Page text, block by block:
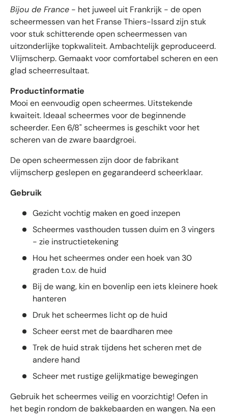
5
s
t
e
r
e
n
i
e
e
e
r
d
e
i
n
n
e
t
g
i
d
l
d
6
t
e
Bijou de France - het juweel uit Frankrijk - de open
scheermessen van het Franse Thiers-Issard zijn stuk
voor stuk schitterende open scheermessen van
uitzonderlijke topkwaliteit. Ambachtelijk geproduceerd.
Vlijmscherp. Gemaakt voor comfortabel scheren en een
glad scheerresultaat.
Productinformatie
Mooi en eenvoudig open scheermes. Uitstekende
kwaiteit. Ideaal scheermes voor de beginnende
scheerder. Een 6/8" scheermes is geschikt voor het
scheren van de zware baardgroei.
De open scheermessen zijn door de fabrikant
vlijmscherp geslepen en gegarandeerd scheerklaar.
Gebruik
Gezicht vochtig maken en goed inzepen
Scheermes vasthouden tussen duim en 3 vingers
- zie instructietekening
Hou het scheermes onder een hoek van 30
graden t.o.v. de huid
Bij de wang, kin en bovenlip een iets kleinere hoek
hanteren
Druk het scheermes licht op de huid
Scheer eerst met de baardharen mee
Trek de huid strak tijdens het scheren met de
andere hand
Scheer met rustige gelijkmatige bewegingen
Gebruik het scheermes veilig en voorzichtig! Oefen in
het begin rondom de bakkebaarden en wangen. Na een